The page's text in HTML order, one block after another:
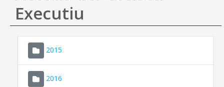
Ajuda
Executiu
2015
2016